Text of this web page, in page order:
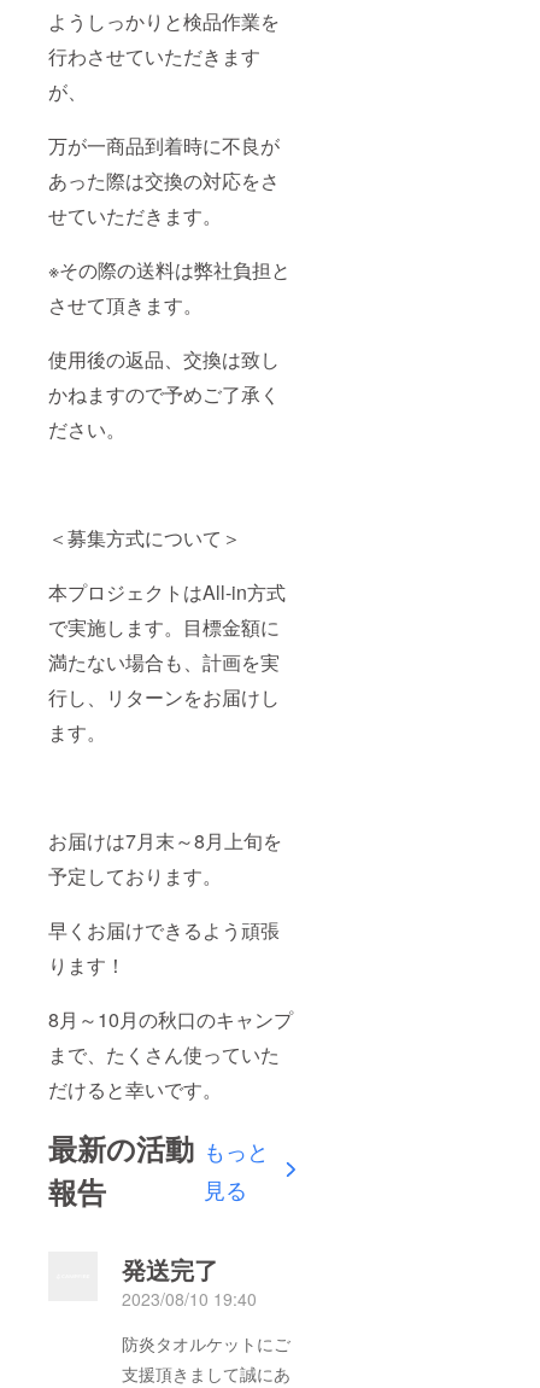
ようしっかりと検品作業を
行わさせていただきます
が、
万が一商品到着時に不良が
あった際は交換の対応をさ
せていただきます。
※その際の送料は弊社負担と
させて頂きます。
使用後の返品、交換は致し
かねますので予めご了承く
ださい。
＜募集方式について＞
本プロジェクトはAll-in方式
で実施します。目標金額に
満たない場合も、計画を実
行し、リターンをお届けし
ます。
お届けは7月末～8月上旬を
予定しております。
早くお届けできるよう頑張
ります！
8月～10月の秋口のキャンプ
まで、たくさん使っていた
だけると幸いです。
最新の活動
報告
もっと
見る
発送完了
2023/08/10 19:40
防炎タオルケットにご
支援頂きまして誠にあ